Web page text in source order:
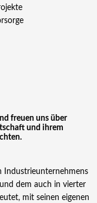
freuen uns über
und ihrem
Industrieunternehmens
dem auch in vierter
mit seinen eigenen